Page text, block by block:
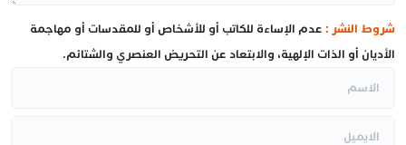
شروط النشر : عدم الإساءة للكاتب أو للأشخاص أو للمقدسات أو مهاجمة
الأديان أو الذات الإلهية، والابتعاد عن التحريض العنصري والشتائم.